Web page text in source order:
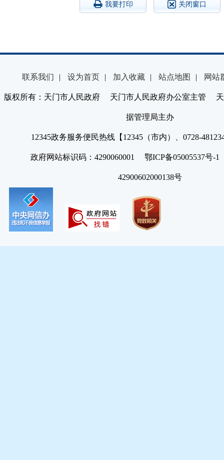
我要打印 关闭窗口
联系我们 | 设为首页 | 加入收藏 | 站点地图 | 网站
版权所有：天门市人民政府 天门市人民政府办公室主管 天
据管理局主办
12345政务服务便民热线【12345（市内）、0728-
政府网站标识码：4290060001 鄂ICP备05005537号
42900602000138号